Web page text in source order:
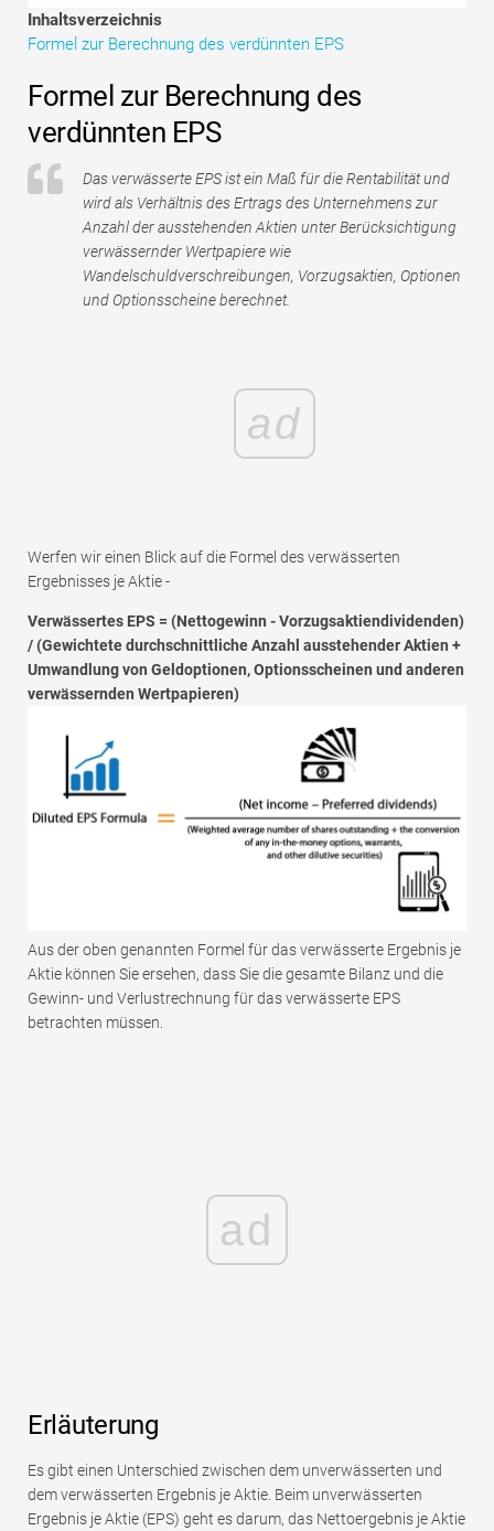
Tutorials zur Finanzmodellierung
Inhaltsverzeichnis
Formel zur Berechnung des verdünnten EPS
Formel zur Berechnung des
verdünnten EPS
Das verwässerte EPS ist ein Maß für die Rentabilität und
wird als Verhältnis des Ertrags des Unternehmens zur
Anzahl der ausstehenden Aktien unter Berücksichtigung
verwässernder Wertpapiere wie
Wandelschuldverschreibungen, Vorzugsaktien, Optionen
und Optionsscheine berechnet.
ad
Werfen wir einen Blick auf die Formel des verwässerten
Ergebnisses je Aktie -
Verwässertes EPS = (Nettogewinn - Vorzugsaktiendividenden)
/ (Gewichtete durchschnittliche Anzahl ausstehender Aktien +
Umwandlung von Geldoptionen, Optionsscheinen und anderen
verwässernden Wertpapieren)
Aus der oben genannten Formel für das verwässerte Ergebnis je
Aktie können Sie ersehen, dass Sie die gesamte Bilanz und die
Gewinn- und Verlustrechnung für das verwässerte EPS
betrachten müssen.
ad
Erläuterung
Es gibt einen Unterschied zwischen dem unverwässerten und
dem verwässerten Ergebnis je Aktie. Beim unverwässerten
Ergebnis je Aktie (EPS) geht es darum, das Nettoergebnis je Aktie